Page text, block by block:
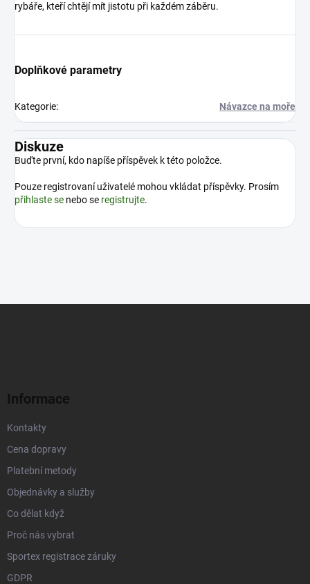
rybáře, kteří chtějí mít jistotu při každém záběru.
Doplňkové parametry
Kategorie: Návazce na moře
Diskuze
Buďte první, kdo napíše příspěvek k této položce.
Pouze registrovaní uživatelé mohou vkládat příspěvky. Prosím
přihlaste se nebo se registrujte.
Informace
Kontakty
Cena dopravy
Platební metody
Objednávky a služby
Co dělat když
Proč nás vybrat
Sportex registrace záruky
GDPR